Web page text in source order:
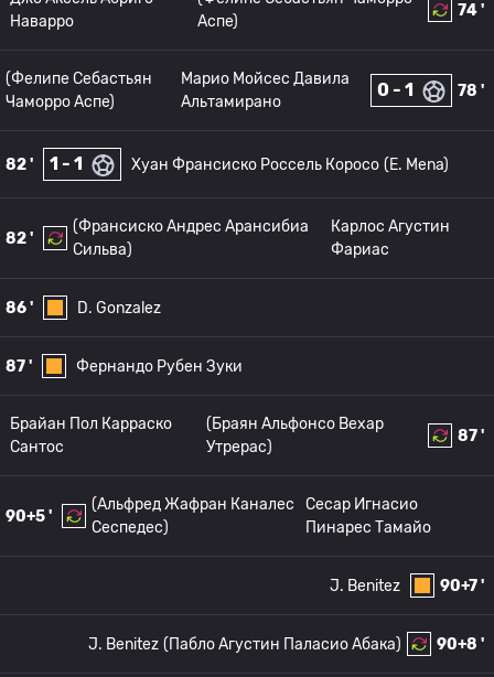
74 '
Аспе)
Наварро
78 '
0 - 1
Марио Мойсес Давила
Альтамирано
(Фелипе Себастьян
Чаморро Аспе)
82 ' 1 - 1 Хуан Франсиско Россель Коросо (E. Mena)
82 '
(Франсиско Андрес Арансибиа
Сильва)
Карлос Агустин
Фариас
86 ' D. Gonzalez
87 ' Фернандо Рубен Зуки
87 '
(Браян Альфонсо Вехар
Утрерас)
Брайан Пол Карраско
Сантос
90+5 '
(Альфред Жафран Каналес
Сеспедес)
Сесар Игнасио
Пинарес Тамайо
90+7 '
J. Benitez
90+8 '
(Пабло Агустин Паласио Абака)
J. Benitez